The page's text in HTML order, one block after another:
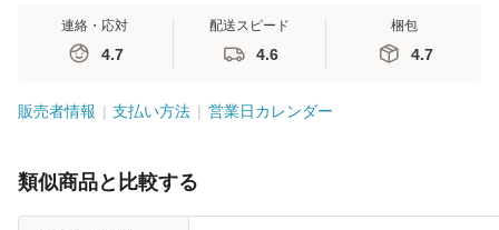
連絡・応対
4.7
配送スピード
4.6
梱包
4.7
販売者情報 支払い方法 営業日カレンダー
類似商品と比較する